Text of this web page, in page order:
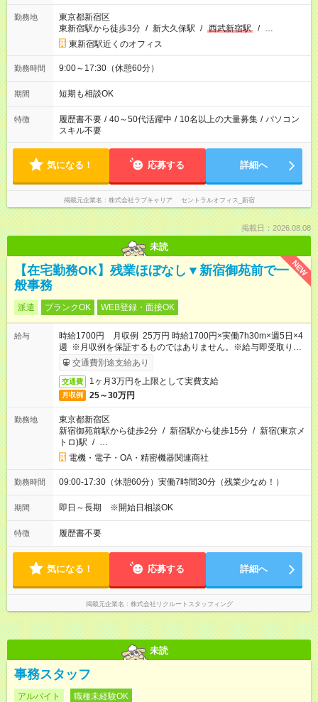
勤務地
東京都新宿区
東新宿駅から徒歩3分 / 新大久保駅 / 西武新宿駅 / …
東新宿駅近くのオフィス
勤務時間 9:00～17:30（休憩60分）
期間 短期も相談OK
特徴 履歴書不要 / 40～50代活躍中 / 10名以上の大量募集 / パソコン
スキル不要
気になる！ 応募する 詳細へ
掲載元企業名 株式会社ラブキャリア セントラルオフィス_新宿
掲載日：2026.08.08
未読
NEW
【在宅勤務OK】残業ほぼなし▼新宿御苑前で一
般事務
派遣 ブランクOK WEB登録・面接OK
給与
時給1700円 月収例 25万円 時給1700円×実働7h30m×週5日×4
週 ※月収例を保証するものではありません。※給与即受取りサ
ービス利用可（利用条件有）
交通費別途支給あり
交通費 1ヶ月3万円を上限として実費支給
月収例 25～30万円
勤務地
東京都新宿区
新宿御苑前駅から徒歩2分 / 新宿駅から徒歩15分 / 新宿(東京メ
トロ)駅 / …
電機・電子・OA・精密機器関連商社
勤務時間 09:00-17:30（休憩60分）実働7時間30分（残業少なめ！）
期間 即日～長期 ※開始日相談OK
特徴 履歴書不要
気になる！ 応募する 詳細へ
掲載元企業名 株式会社リクルートスタッフィング
未読
事務スタッフ
アルバイト 職種未経験OK